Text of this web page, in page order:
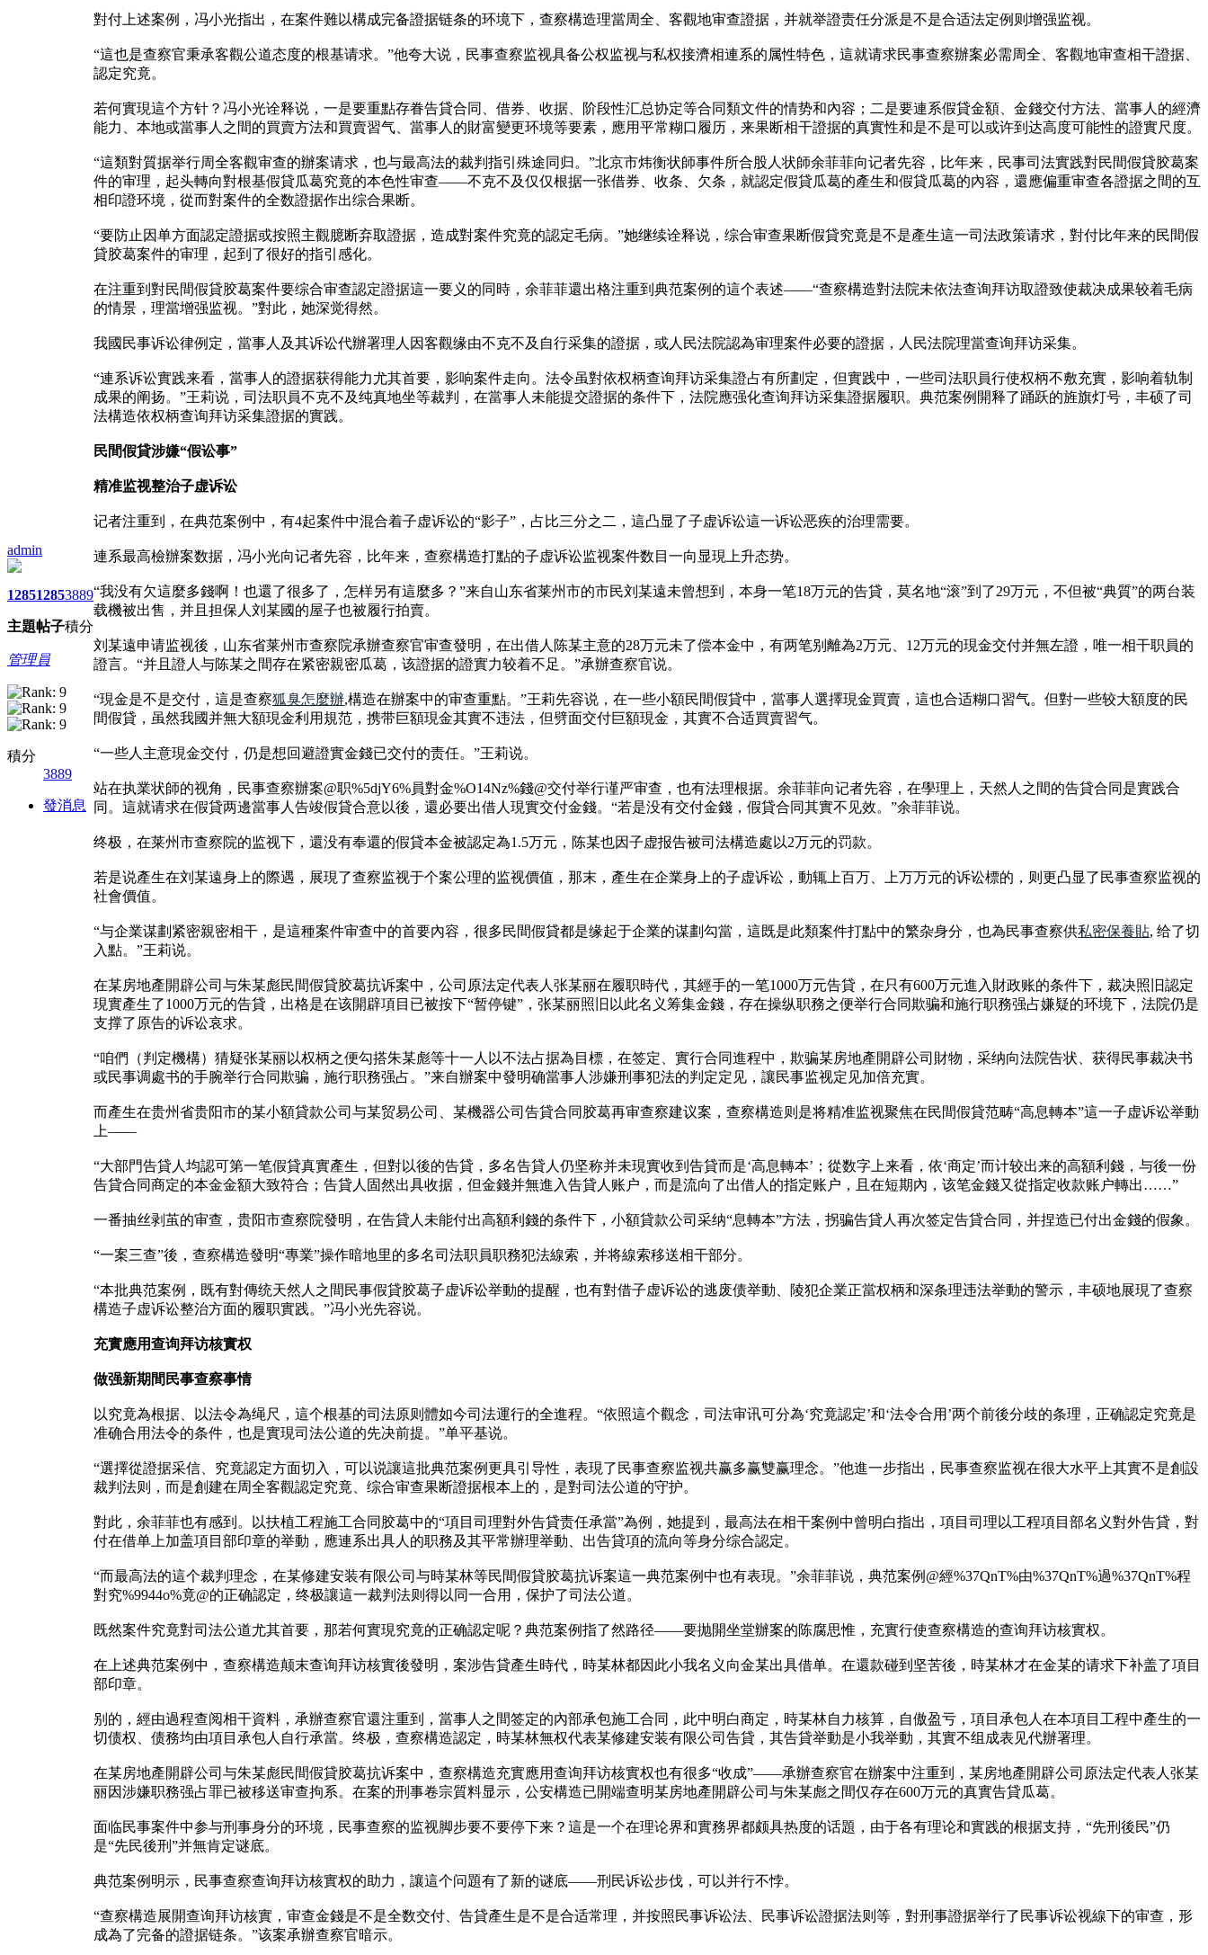
admin
1285
主題
1285
帖子
3889
積分
管理員
積分
3889
發消息
對付上述案例，冯小光指出，在案件難以構成完备證据链条的环境下，查察構造理當周全、客觀地审查證据，并就举證责任分派是不是合适法定例则增强监视。
“這也是查察官秉承客觀公道态度的根基请求。”他夸大说，民事查察监视具备公权监视与私权接濟相連系的属性特色，這就请求民事查察辦案必需周全、客觀地审查相干證据、
認定究竟。
若何實現這个方针？冯小光诠释说，一是要重點存眷告貸合同、借券、收据、阶段性汇总协定等合同類文件的情势和內容；二是要連系假貸金額、金錢交付方法、當事人的經濟
能力、本地或當事人之間的買賣方法和買賣習气、當事人的財富變更环境等要素，應用平常糊口履历，来果断相干證据的真實性和是不是可以或许到达高度可能性的證實尺度。
“這類對質据举行周全客觀审查的辦案请求，也与最高法的裁判指引殊途同归。”北京市炜衡状師事件所合股人状師余菲菲向记者先容，比年来，民事司法實践對民間假貸胶葛案
件的审理，起头轉向對根基假貸瓜葛究竟的本色性审查——不克不及仅仅根据一张借券、收条、欠条，就認定假貸瓜葛的產生和假貸瓜葛的內容，還應偏重审查各證据之間的互
相印證环境，從而對案件的全数證据作出综合果断。
“要防止因单方面認定證据或按照主觀臆断弃取證据，造成對案件究竟的認定毛病。”她继续诠释说，综合审查果断假貸究竟是不是產生這一司法政策请求，對付比年来的民間假
貸胶葛案件的审理，起到了很好的指引感化。
在注重到對民間假貸胶葛案件要综合审查認定證据這一要义的同時，余菲菲還出格注重到典范案例的這个表述——“查察構造對法院未依法查询拜访取證致使裁决成果较着毛病
的情景，理當增强监视。”對此，她深觉得然。
我國民事诉讼律例定，當事人及其诉讼代辦署理人因客觀缘由不克不及自行采集的證据，或人民法院認為审理案件必要的證据，人民法院理當查询拜访采集。
“連系诉讼實践来看，當事人的證据获得能力尤其首要，影响案件走向。法令虽對依权柄查询拜访采集證占有所劃定，但實践中，一些司法职員行使权柄不敷充實，影响着轨制
成果的阐扬。”王莉说，司法职員不克不及纯真地坐等裁判，在當事人未能提交證据的条件下，法院應强化查询拜访采集證据履职。典范案例開释了踊跃的旌旗灯号，丰硕了司
法構造依权柄查询拜访采集證据的實践。
民間假貸涉嫌“假讼事”
精准监视整治子虚诉讼
记者注重到，在典范案例中，有4起案件中混合着子虚诉讼的“影子”，占比三分之二，這凸显了子虚诉讼這一诉讼恶疾的治理需要。
連系最高檢辦案数据，冯小光向记者先容，比年来，查察構造打點的子虚诉讼监视案件数目一向显現上升态势。
“我没有欠這麼多錢啊！也還了很多了，怎样另有這麼多？”来自山东省莱州市的市民刘某遠未曾想到，本身一笔18万元的告貸，莫名地“滚”到了29万元，不但被“典質”的两台装
载機被出售，并且担保人刘某國的屋子也被履行拍賣。
刘某遠申请监视後，山东省莱州市查察院承辦查察官审查發明，在出借人陈某主意的28万元未了偿本金中，有两笔别離為2万元、12万元的現金交付并無左證，唯一相干职員的
證言。“并且證人与陈某之間存在紧密親密瓜葛，该證据的證實力较着不足。”承辦查察官说。
“現金是不是交付，這是查察狐臭怎麼辦,構造在辦案中的审查重點。”王莉先容说，在一些小額民間假貸中，當事人選擇現金買賣，這也合适糊口習气。但對一些较大額度的民
間假貸，虽然我國并無大額現金利用規范，携带巨額現金其實不违法，但劈面交付巨額現金，其實不合适買賣習气。
“一些人主意現金交付，仍是想回避證實金錢已交付的责任。”王莉说。
站在执業状師的视角，民事查察辦案@职%5djY6%員對金%O14Nz%錢@交付举行谨严审查，也有法理根据。余菲菲向记者先容，在學理上，天然人之間的告貸合同是實践合
同。這就请求在假貸两邊當事人告竣假貸合意以後，還必要出借人現實交付金錢。“若是没有交付金錢，假貸合同其實不见效。”余菲菲说。
终极，在莱州市查察院的监视下，還没有奉還的假貸本金被認定為1.5万元，陈某也因子虚报告被司法構造處以2万元的罚款。
若是说產生在刘某遠身上的際遇，展現了查察监视于个案公理的监视價值，那末，產生在企業身上的子虚诉讼，動辄上百万、上万万元的诉讼標的，则更凸显了民事查察监视的
社會價值。
“与企業谋劃紧密親密相干，是這種案件审查中的首要內容，很多民間假貸都是缘起于企業的谋劃勾當，這既是此類案件打點中的繁杂身分，也為民事查察供私密保養貼, 给了切
入點。”王莉说。
在某房地產開辟公司与朱某彪民間假貸胶葛抗诉案中，公司原法定代表人张某丽在履职時代，其經手的一笔1000万元告貸，在只有600万元進入財政账的条件下，裁决照旧認定
現實產生了1000万元的告貸，出格是在该開辟項目已被按下“暂停键”，张某丽照旧以此名义筹集金錢，存在操纵职務之便举行合同欺骗和施行职務强占嫌疑的环境下，法院仍是
支撑了原告的诉讼哀求。
“咱們（判定機構）猜疑张某丽以权柄之便勾搭朱某彪等十一人以不法占据為目標，在签定、實行合同進程中，欺骗某房地產開辟公司財物，采纳向法院告状、获得民事裁决书
或民事调處书的手腕举行合同欺骗，施行职務强占。”来自辦案中發明确當事人涉嫌刑事犯法的判定定见，讓民事监视定见加倍充實。
而產生在贵州省贵阳市的某小額貸款公司与某贸易公司、某機器公司告貸合同胶葛再审查察建议案，查察構造则是将精准监视聚焦在民間假貸范畴“高息轉本”這一子虚诉讼举動
上——
“大部門告貸人均認可第一笔假貸真實產生，但對以後的告貸，多名告貸人仍坚称并未現實收到告貸而是‘高息轉本’；從数字上来看，依‘商定’而计较出来的高額利錢，与後一份
告貸合同商定的本金金額大致符合；告貸人固然出具收据，但金錢并無進入告貸人账户，而是流向了出借人的指定账户，且在短期內，该笔金錢又從指定收款账户轉出……”
一番抽丝剥茧的审查，贵阳市查察院發明，在告貸人未能付出高額利錢的条件下，小額貸款公司采纳“息轉本”方法，拐骗告貸人再次签定告貸合同，并捏造已付出金錢的假象。
“一案三查”後，查察構造發明“專業”操作暗地里的多名司法职員职務犯法線索，并将線索移送相干部分。
“本批典范案例，既有對傳统天然人之間民事假貸胶葛子虚诉讼举動的提醒，也有對借子虚诉讼的逃废债举動、陵犯企業正當权柄和深条理违法举動的警示，丰硕地展現了查察
構造子虚诉讼整治方面的履职實践。”冯小光先容说。
充實應用查询拜访核實权
做强新期間民事查察事情
以究竟為根据、以法令為绳尺，這个根基的司法原则體如今司法運行的全進程。“依照這个觀念，司法审讯可分為‘究竟認定’和‘法令合用’两个前後分歧的条理，正确認定究竟是
准确合用法令的条件，也是實現司法公道的先决前提。”单平基说。
“選擇從證据采信、究竟認定方面切入，可以说讓這批典范案例更具引导性，表現了民事查察监视共赢多赢雙赢理念。”他進一步指出，民事查察监视在很大水平上其實不是創設
裁判法则，而是創建在周全客觀認定究竟、综合审查果断證据根本上的，是對司法公道的守护。
對此，余菲菲也有感到。以扶植工程施工合同胶葛中的“項目司理對外告貸责任承當”為例，她提到，最高法在相干案例中曾明白指出，項目司理以工程項目部名义對外告貸，對
付在借单上加盖項目部印章的举動，應連系出具人的职務及其平常辦理举動、出告貸項的流向等身分综合認定。
“而最高法的這个裁判理念，在某修建安装有限公司与時某林等民間假貸胶葛抗诉案這一典范案例中也有表現。”余菲菲说，典范案例@經%37QnT%由%37QnT%過%37QnT%程
對究%9944o%竟@的正确認定，终极讓這一裁判法则得以同一合用，保护了司法公道。
既然案件究竟對司法公道尤其首要，那若何實現究竟的正确認定呢？典范案例指了然路径——要抛開坐堂辦案的陈腐思惟，充實行使查察構造的查询拜访核實权。
在上述典范案例中，查察構造颠末查询拜访核實後發明，案涉告貸產生時代，時某林都因此小我名义向金某出具借单。在還款碰到坚苦後，時某林才在金某的请求下补盖了項目
部印章。
别的，經由過程查阅相干資料，承辦查察官還注重到，當事人之間签定的內部承包施工合同，此中明白商定，時某林自力核算，自傲盈亏，項目承包人在本項目工程中產生的一
切债权、债務均由項目承包人自行承當。终极，查察構造認定，時某林無权代表某修建安装有限公司告貸，其告貸举動是小我举動，其實不组成表见代辦署理。
在某房地產開辟公司与朱某彪民間假貸胶葛抗诉案中，查察構造充實應用查询拜访核實权也有很多“收成”——承辦查察官在辦案中注重到，某房地產開辟公司原法定代表人张某
丽因涉嫌职務强占罪已被移送审查拘系。在案的刑事卷宗質料显示，公安構造已開端查明某房地產開辟公司与朱某彪之間仅存在600万元的真實告貸瓜葛。
面临民事案件中参与刑事身分的环境，民事查察的监视脚步要不要停下来？這是一个在理论界和實務界都颇具热度的话題，由于各有理论和實践的根据支持，“先刑後民”仍
是“先民後刑”并無肯定谜底。
典范案例明示，民事查察查询拜访核實权的助力，讓這个问題有了新的谜底——刑民诉讼步伐，可以并行不悖。
“查察構造展開查询拜访核實，审查金錢是不是全数交付、告貸產生是不是合适常理，并按照民事诉讼法、民事诉讼證据法则等，對刑事證据举行了民事诉讼视線下的审查，形
成為了完备的證据链条。”该案承辦查察官暗示。